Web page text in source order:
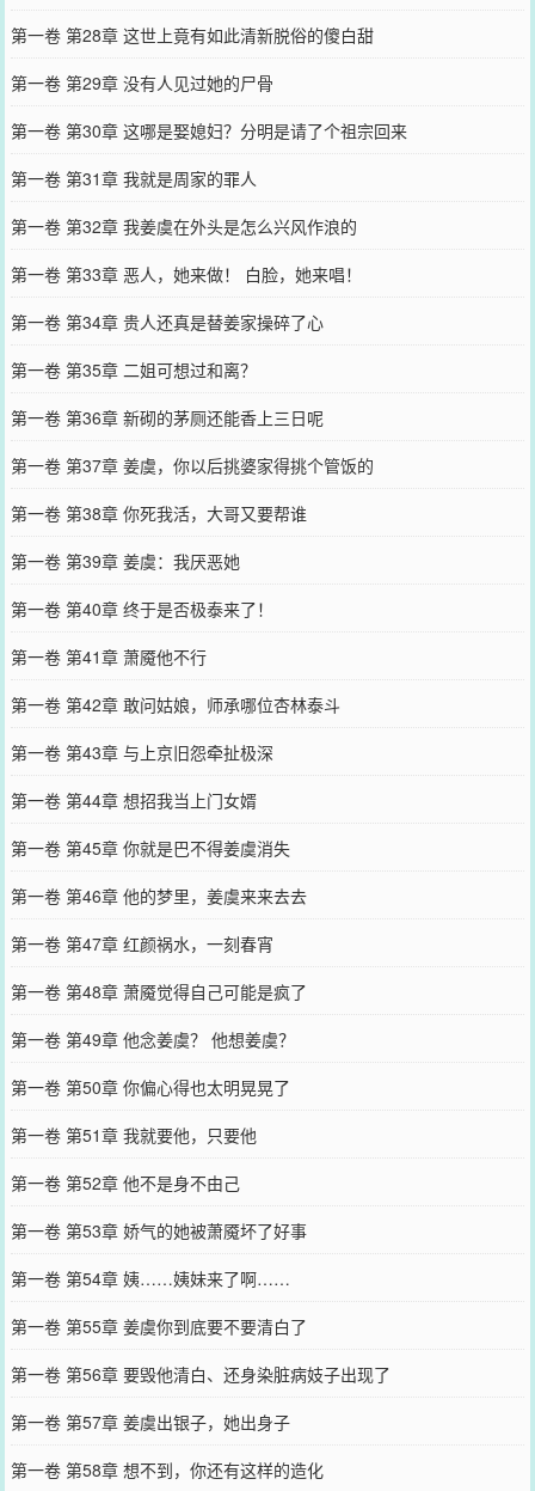
第一卷 第28章 这世上竟有如此清新脱俗的傻白甜
第一卷 第29章 没有人见过她的尸骨
第一卷 第30章 这哪是娶媳妇？分明是请了个祖宗回来
第一卷 第31章 我就是周家的罪人
第一卷 第32章 我姜虞在外头是怎么兴风作浪的
第一卷 第33章 恶人，她来做！ 白脸，她来唱！
第一卷 第34章 贵人还真是替姜家操碎了心
第一卷 第35章 二姐可想过和离？
第一卷 第36章 新砌的茅厕还能香上三日呢
第一卷 第37章 姜虞，你以后挑婆家得挑个管饭的
第一卷 第38章 你死我活，大哥又要帮谁
第一卷 第39章 姜虞：我厌恶她
第一卷 第40章 终于是否极泰来了！
第一卷 第41章 萧魇他不行
第一卷 第42章 敢问姑娘，师承哪位杏林泰斗
第一卷 第43章 与上京旧怨牵扯极深
第一卷 第44章 想招我当上门女婿
第一卷 第45章 你就是巴不得姜虞消失
第一卷 第46章 他的梦里，姜虞来来去去
第一卷 第47章 红颜祸水，一刻春宵
第一卷 第48章 萧魇觉得自己可能是疯了
第一卷 第49章 他念姜虞？ 他想姜虞？
第一卷 第50章 你偏心得也太明晃晃了
第一卷 第51章 我就要他，只要他
第一卷 第52章 他不是身不由己
第一卷 第53章 娇气的她被萧魇坏了好事
第一卷 第54章 姨……姨妹来了啊……
第一卷 第55章 姜虞你到底要不要清白了
第一卷 第56章 要毁他清白、还身染脏病妓子出现了
第一卷 第57章 姜虞出银子，她出身子
第一卷 第58章 想不到，你还有这样的造化